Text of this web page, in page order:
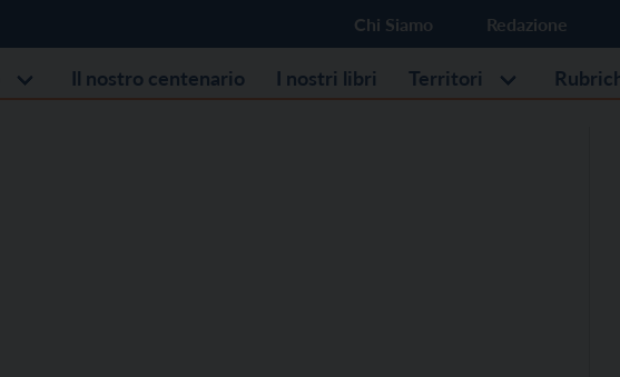
Chi Siamo Redazione
Il nostro centenario I nostri libri Territori